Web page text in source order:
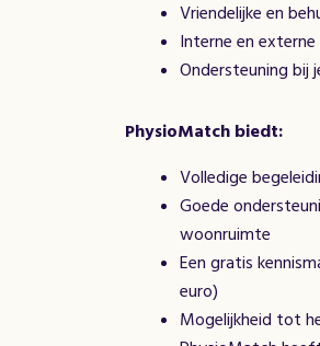
Vriendelijke en
Interne en
Ondersteuning bij
PhysioMatch biedt:
Volledige
Goede
woonruimte
Een gratis
euro)
Mogelijkheid tot